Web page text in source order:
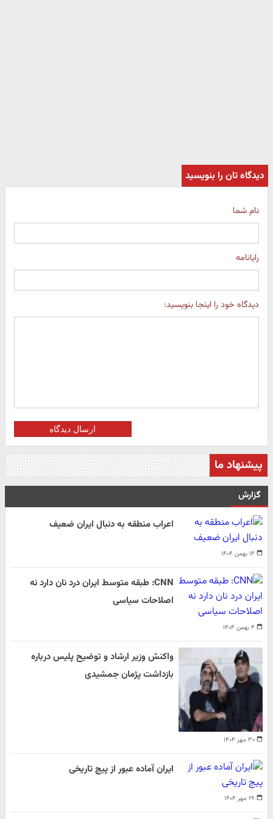
دیدگاه تان را بنویسید
نام شما
رایانامه
دیدگاه خود را اینجا بنویسید:
ارسال دیدگاه
پیشنهاد ما
گزارش
۱۴ بهمن ۱۴۰۴
اعراب منطقه به دنبال ایران ضعیف
۴ بهمن ۱۴۰۴
CNN: طبقه متوسط ایران درد نان دارد نه
اصلاحات سیاسی
۳۰ مهر ۱۴۰۴
واکنش وزیر ارشاد و توضیح پلیس درباره
بازداشت پژمان جمشیدی
۲۶ مهر ۱۴۰۴
ایران آماده عبور از پیچ تاریخی